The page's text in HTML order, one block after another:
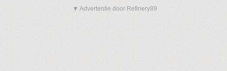
▼ Advertentie door Refinery89